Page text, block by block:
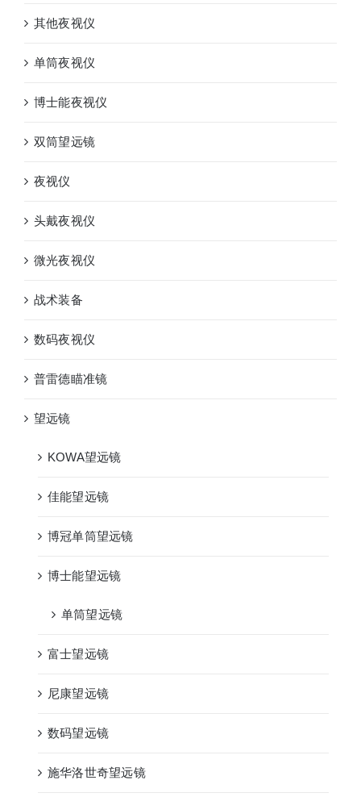
其他夜视仪
单筒夜视仪
博士能夜视仪
双筒望远镜
夜视仪
头戴夜视仪
微光夜视仪
战术装备
数码夜视仪
普雷德瞄准镜
望远镜
KOWA望远镜
佳能望远镜
博冠单筒望远镜
博士能望远镜
单筒望远镜
富士望远镜
尼康望远镜
数码望远镜
施华洛世奇望远镜